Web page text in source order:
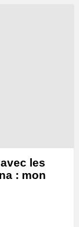
les
: mon